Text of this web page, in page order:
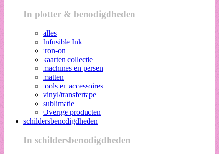
In plotter & benodigdheden
alles
Infusible Ink
iron-on
kaarten collectie
machines en persen
matten
tools en accessoires
vinyl/transfertape
sublimatie
Overige producten
schildersbenodigdheden
In schildersbenodigdheden